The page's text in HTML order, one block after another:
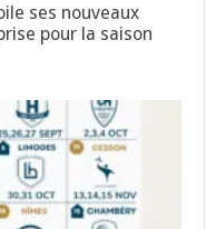
ses nouveaux
pour la saison